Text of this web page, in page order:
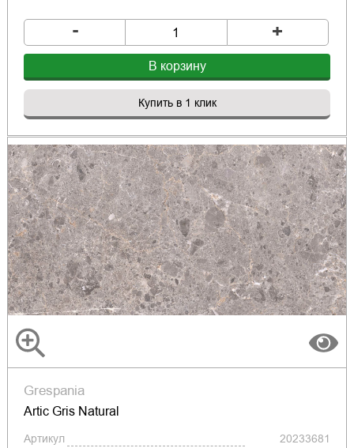
- +
В корзину
Купить в 1 клик
Grespania
Artic Gris Natural
Артикул
20233681